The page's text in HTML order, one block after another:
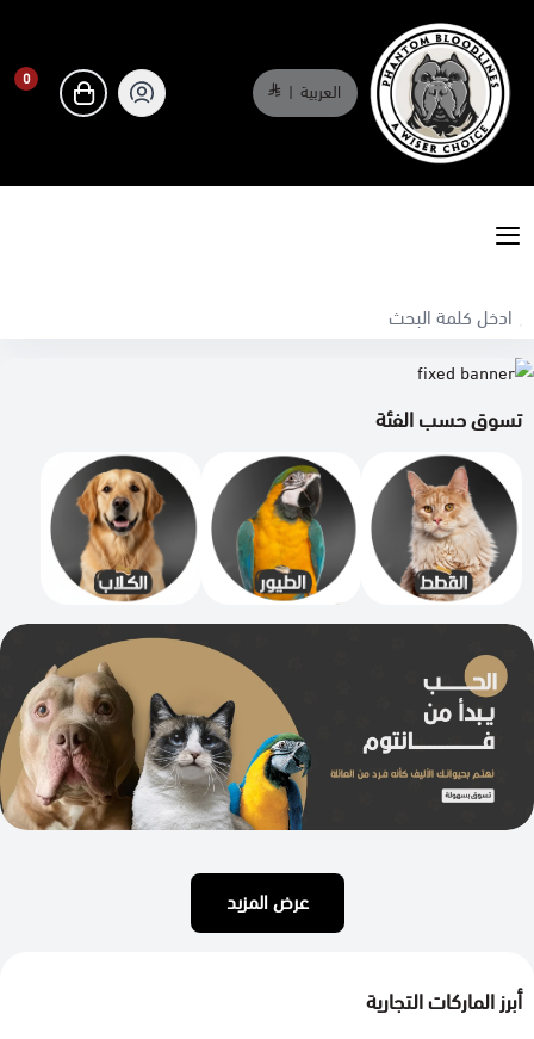
phantombloodlines
العربية |
0
تسوق حسب الفئة
عرض المزيد
أبرز الماركات التجارية